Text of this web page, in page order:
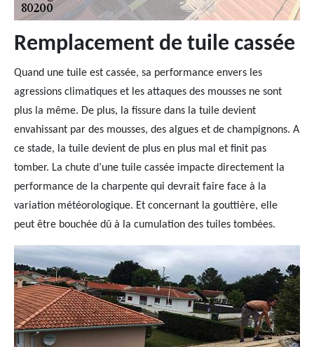
Remplacement de tuile cassée
Quand une tuile est cassée, sa performance envers les
agressions climatiques et les attaques des mousses ne sont
plus la même. De plus, la fissure dans la tuile devient
envahissant par des mousses, des algues et de champignons. A
ce stade, la tuile devient de plus en plus mal et finit pas
tomber. La chute d’une tuile cassée impacte directement la
performance de la charpente qui devrait faire face à la
variation météorologique. Et concernant la gouttière, elle
peut être bouchée dû à la cumulation des tuiles tombées.